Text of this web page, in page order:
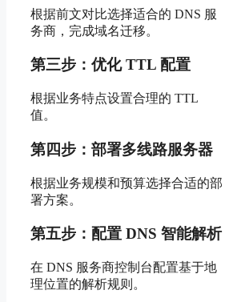
根据前文对比选择适合的 DNS 服
务商，完成域名迁移。
第三步：优化 TTL 配置
根据业务特点设置合理的 TTL
值。
第四步：部署多线路服务器
根据业务规模和预算选择合适的部
署方案。
第五步：配置 DNS 智能解析
在 DNS 服务商控制台配置基于地
理位置的解析规则。